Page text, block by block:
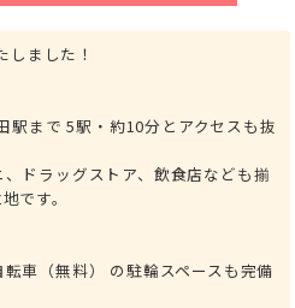
しました！
駅まで 5駅・約10分とアクセスも抜
ドラッグストア、飲食店なども揃
です。
車（無料） の駐輪スペースも完備